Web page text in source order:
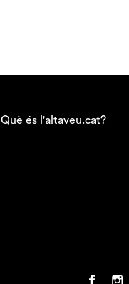
Què és l'altaveu.cat?